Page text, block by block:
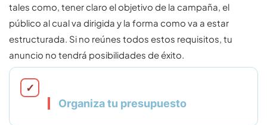
tales como, tener claro el objetivo de la campaña, el
público al cual va dirigida y la forma como va a estar
estructurada. Si no reúnes todos estos requisitos, tu
anuncio no tendrá posibilidades de éxito.
Organiza tu presupuesto